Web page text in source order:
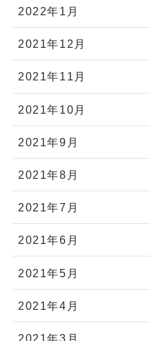
2022年1月
2021年12月
2021年11月
2021年10月
2021年9月
2021年8月
2021年7月
2021年6月
2021年5月
2021年4月
2021年3月